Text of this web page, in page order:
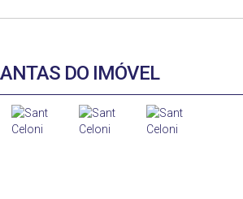
DO IMÓVEL